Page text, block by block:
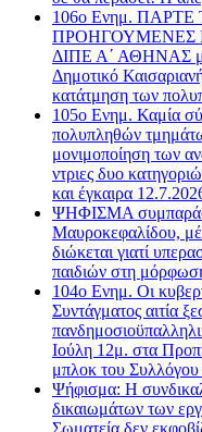
106ο Ενημ. ΠΑΡΤΕ
ΠΡΟΗΓΟΥΜΕΝΕΣ
ΔΙΠΕ Α΄ ΑΘΗΝΑΣ
Δημοτικό
κατάτμηση των
105ο Ενημ. Καμία
πολυπληθών
μονιμοποίηση των
ντριες δυο
και έγκαιρα
ΨΗΦΙΣΜΑ
Μαυροκεφαλίδου,
διώκεται γιατί
παιδιών στη
104ο Ενημ. Οι
Συντάγματος αιτία
Ιούλη 12μ. στα
μπλοκ του
Ψήφισμα: Η
δικαιωμάτων των
Σωματεία δεν